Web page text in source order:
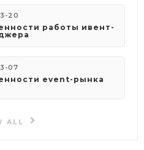
20
работы ивент-
07
event-рынка
ALL